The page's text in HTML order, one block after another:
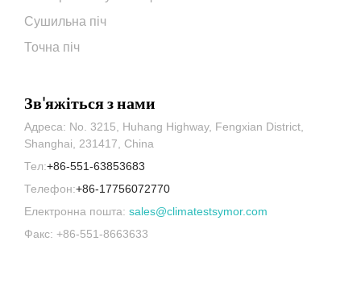
Сушильна піч
Точна піч
Зв'яжіться з нами
Адреса: No. 3215, Huhang Highway, Fengxian District,
Shanghai, 231417, China
Тел:+86-551-63853683
Телефон:+86-17756072770
Електронна пошта: sales@climatestsymor.com
Факс: +86-551-8663633